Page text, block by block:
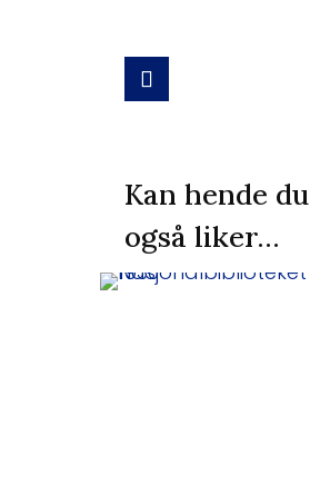
Kan hende du
også liker…